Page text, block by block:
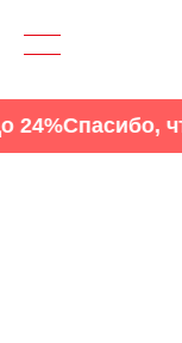
Спасибо, что